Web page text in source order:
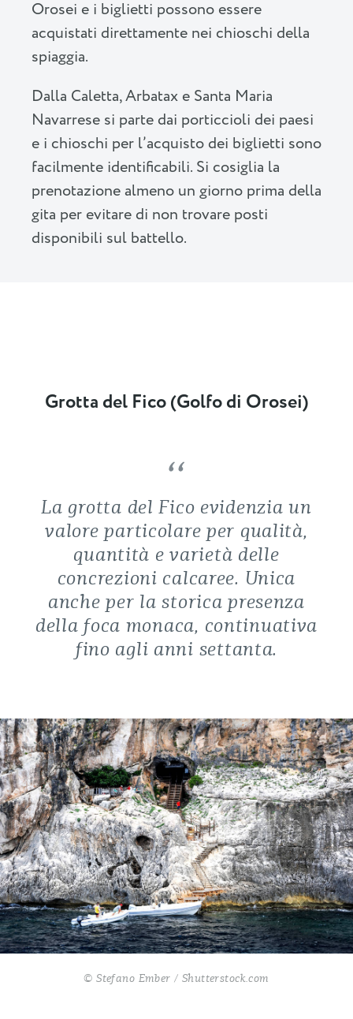
Orosei e i biglietti possono essere
acquistati direttamente nei chioschi della
spiaggia.
Dalla Caletta, Arbatax e Santa Maria
Navarrese si parte dai porticcioli dei paesi
e i chioschi per l’acquisto dei biglietti sono
facilmente identificabili. Si cosiglia la
prenotazione almeno un giorno prima della
gita per evitare di non trovare posti
disponibili sul battello.
Grotta del Fico (Golfo di Orosei)
La grotta del Fico evidenzia un
valore particolare per qualità,
quantità e varietà delle
concrezioni calcaree. Unica
anche per la storica presenza
della foca monaca, continuativa
fino agli anni settanta.
© Stefano Ember / Shutterstock.com